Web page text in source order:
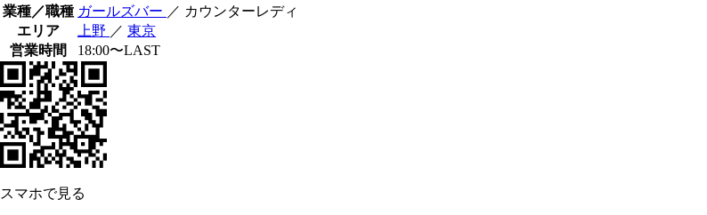
業種／職種 ガールズバー ／ カウンターレディ
エリア
上野 ／ 東京
営業時間
18:00〜LAST
スマホで見る